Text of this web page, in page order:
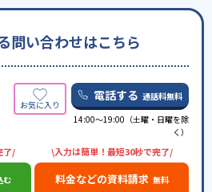
問い合わせはこちら
電話する 通話料無料
14:00～19:00（土曜・日曜を除
く）
了/
む
\入力は簡単！最短30秒で完了/
料金などの資料請求 無料